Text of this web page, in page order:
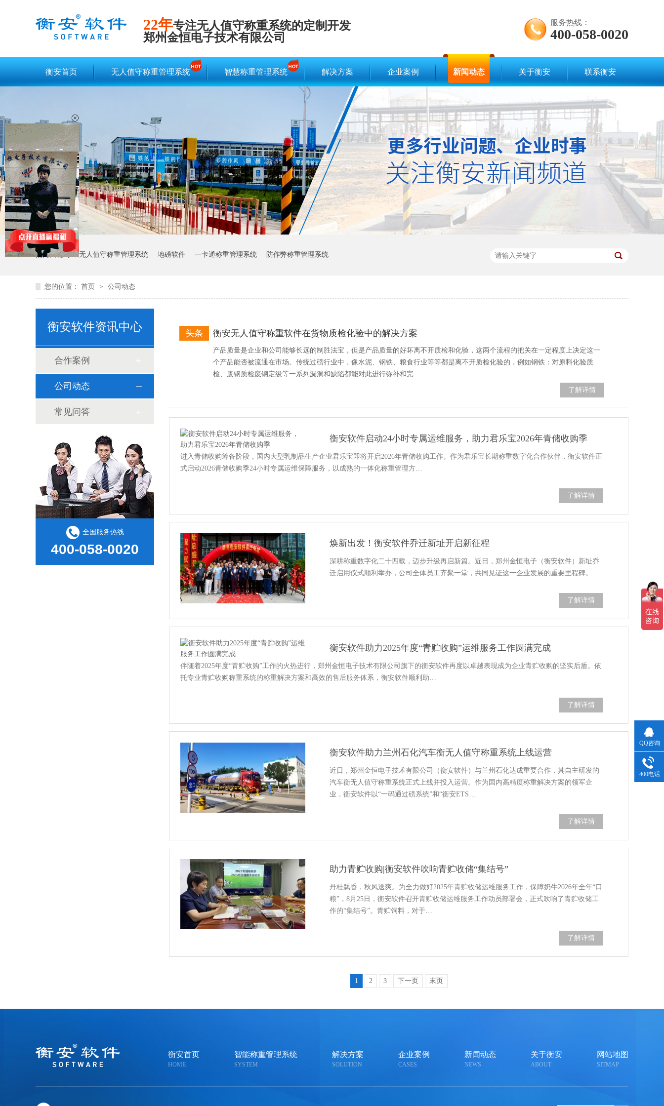
22年专注无人值守称重系统的定制开发
郑州金恒电子技术有限公司
服务热线：
400-058-0020
衡安首页 无人值守称重管理系统 智慧称重管理系统 解决方案 企业案例 新闻动态 关于衡安 联系衡安
热门关键词：无人值守称重管理系统 地磅软件 一卡通称重管理系统 防作弊称重管理系统
您的位置： 首页 > 公司动态
衡安软件资讯中心
合作案例
公司动态
常见问答
全国服务热线
400-058-0020
衡安无人值守称重软件在货物质检化验中的解决方案
头条
产品质量是企业和公司能够长远的制胜法宝，但是产品质量的好坏离不开质检和化验，这两个流程的把关在一定程度上决定这一
个产品能否被流通在市场。传统过磅行业中，像水泥、钢铁、粮食行业等等都是离不开质检化验的，例如钢铁：对原料化验质
检、废钢质检废钢定级等一系列漏洞和缺陷都能对此进行弥补和完…
了解详情
衡安软件启动24小时专属运维服务，助力君乐宝2026年青储收购季
进入青储收购筹备阶段，国内大型乳制品生产企业君乐宝即将开启2026年青储收购工作。作为君乐宝长期称重数字化合作伙伴，衡安软件正
式启动2026青储收购季24小时专属运维保障服务，以成熟的一体化称重管理方…
了解详情
焕新出发！衡安软件乔迁新址开启新征程
深耕称重数字化二十四载，迈步升级再启新篇。近日，郑州金恒电子（衡安软件）新址乔
迁启用仪式顺利举办，公司全体员工齐聚一堂，共同见证这一企业发展的重要里程碑。
了解详情
衡安软件助力2025年度“青贮收购”运维服务工作圆满完成
伴随着2025年度“青贮收购”工作的火热进行，郑州金恒电子技术有限公司旗下的衡安软件再度以卓越表现成为企业青贮收购的坚实后盾。依
托专业青贮收购称重系统的称重解决方案和高效的售后服务体系，衡安软件顺利助…
了解详情
衡安软件助力兰州石化汽车衡无人值守称重系统上线运营
近日，郑州金恒电子技术有限公司（衡安软件）与兰州石化达成重要合作，其自主研发的
汽车衡无人值守称重系统正式上线并投入运营。作为国内高精度称重解决方案的领军企
业，衡安软件以“一码通过磅系统”和“衡安ETS…
了解详情
助力青贮收购|衡安软件吹响青贮收储“集结号”
丹桂飘香，秋风送爽。为全力做好2025年青贮收储运维服务工作，保障奶牛2026年全年“口
粮”，8月25日，衡安软件召开青贮收储运维服务工作动员部署会，正式吹响了青贮收储工
作的“集结号”。青贮饲料，对于…
了解详情
1 2 3 下一页 末页
衡安首页
HOME
智能称重管理系统
SYSTEM
解决方案
SOLUTION
企业案例
CASES
新闻动态
NEWS
关于衡安
ABOUT
网站地图
SITMAP
QQ咨询
400电话